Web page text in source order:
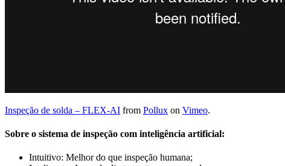
Inspeção de solda – FLEX-AI from Pollux on Vimeo.
Sobre o sistema de inspeção com inteligência artificial:
Intuitivo: Melhor do que inspeção humana;